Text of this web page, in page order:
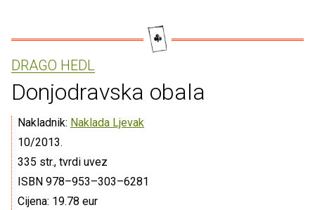
DRAGO HEDL
Donjodravska obala
Nakladnik: Naklada Ljevak
10/2013.
335 str., tvrdi uvez
ISBN 978–953–303–6281
Cijena: 19.78 eur